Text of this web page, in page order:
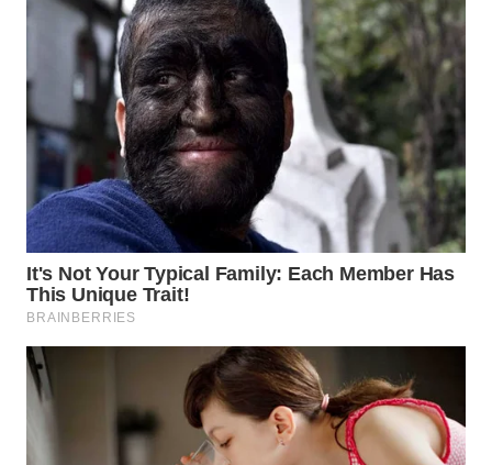
WN
BORNEO
Wahana
Group
WAHANA
NEWS
WAHANA
WAHANA